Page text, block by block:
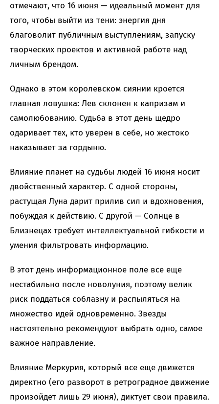
отмечают, что 16 июня — идеальный момент для
того, чтобы выйти из тени: энергия дня
благоволит публичным выступлениям, запуску
творческих проектов и активной работе над
личным брендом.
Однако в этом королевском сиянии кроется
главная ловушка: Лев склонен к капризам и
самолюбованию. Судьба в этот день щедро
одаривает тех, кто уверен в себе, но жестоко
наказывает за гордыню.
Влияние планет на судьбы людей 16 июня носит
двойственный характер. С одной стороны,
растущая Луна дарит прилив сил и вдохновения,
побуждая к действию. С другой — Солнце в
Близнецах требует интеллектуальной гибкости и
умения фильтровать информацию.
В этот день информационное поле все еще
нестабильно после новолуния, поэтому велик
риск поддаться соблазну и распыляться на
множество идей одновременно. Звезды
настоятельно рекомендуют выбрать одно, самое
важное направление.
Влияние Меркурия, который все еще движется
директно (его разворот в ретроградное движение
произойдет лишь 29 июня), диктует свои правила.